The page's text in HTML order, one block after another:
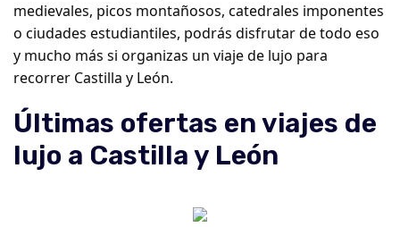
medievales, picos montañosos, catedrales imponentes
o ciudades estudiantiles, podrás disfrutar de todo eso
y mucho más si organizas un viaje de lujo para
recorrer Castilla y León.
Últimas ofertas en viajes de
lujo a Castilla y León